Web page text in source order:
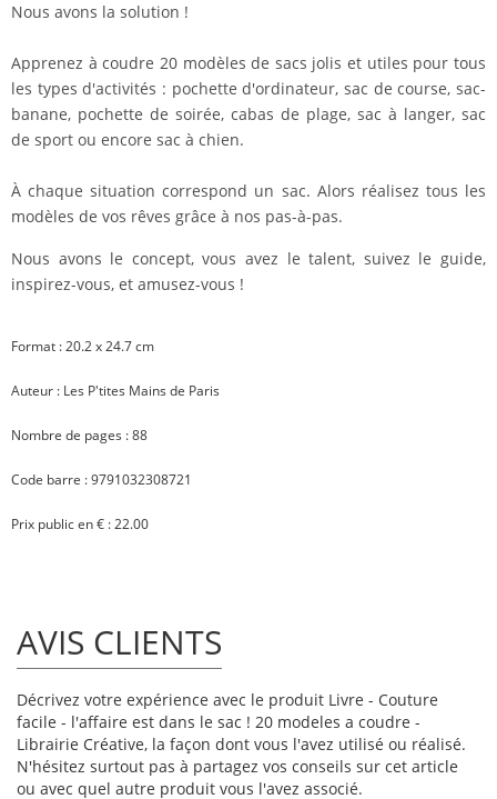
Nous avons la solution !
Apprenez à coudre 20 modèles de sacs jolis et utiles pour tous
les types d'activités : pochette d'ordinateur, sac de course, sac-
banane, pochette de soirée, cabas de plage, sac à langer, sac
de sport ou encore sac à chien.
À chaque situation correspond un sac. Alors réalisez tous les
modèles de vos rêves grâce à nos pas-à-pas.
Nous avons le concept, vous avez le talent, suivez le guide,
inspirez-vous, et amusez-vous !
Format : 20.2 x 24.7 cm
Auteur : Les P'tites Mains de Paris
Nombre de pages : 88
Code barre : 9791032308721
Prix public en € : 22.00
AVIS CLIENTS
Décrivez votre expérience avec le produit Livre - Couture
facile - l'affaire est dans le sac ! 20 modeles a coudre -
Librairie Créative, la façon dont vous l'avez utilisé ou réalisé.
N'hésitez surtout pas à partagez vos conseils sur cet article
ou avec quel autre produit vous l'avez associé.